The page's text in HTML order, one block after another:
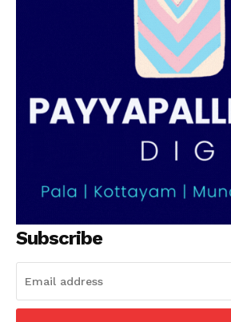
SUBSCRIBE NOW
PALA VISION
About
My account
Grievance Redressal
Subscribe